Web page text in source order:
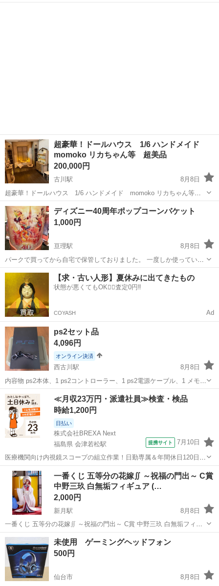
サミストリート のり 2本 カラーボールペン 4本 修正テープ 3本
超豪華！ドールハウス 1/6 ハンドメイド
momoko リカちゃん等 超美品
200,000円
古川駅
8月8日
超豪華！ドールハウス 1/6 ハンドメイド momoko リカちゃん等
超美品 この度、引越しに伴い売却致します。 ガラスショーケース内に
飾って居りましたので、汚れや埃無く非常に綺麗です。 これ以外にも
10個有りま...
宮城 大崎市 古川駅 おもちゃ
ディズニー40周年ポップコーンバケット
1,000円
亘理駅
8月8日
パークで買ってから自宅で保管しておりました。 一度しか使っていな
いので傷とかは少ないと思います。 ライトも問題なく点灯します。 よ
ろしくお願いいたします。
宮城 亘理郡 亘理駅 その他
【求・古い人形】夏休みに出てきたもの
状態が悪くてもOK🙆‍♀️査定0円‼️
COYASH Ad
ps2セット品
4,096円
オンライン決済
西古川駅
8月8日
内容物 ps2本体、1 ps2コントローラー、1 ps2電源ケーブル、1 メモリ
ーカード、1 HDMI AV変換コンバーター、1 3色端子、1 キングダムハ
ーツ無印、1 ドラゴンクエスト8、1 2年前くらいに買った中古品に...
宮城 加美郡 西古川駅 テレビゲーム
≪月収23万円・派遣社員≫検査・検品
時給1,200円
日払い
株式会社BREXA Next
福島県 会津若松駅
提携サイト 7月10日
医療機関向け内視鏡スコープの組立作業！日勤専属＆年間休日120日
★◎20代～40代の男女活躍中！送迎あり！マイカー通勤OK◎無料駐車
場あり★日払いあり◎空調完備で快適作業！《福島県会津若松市》 人
気の工場のお仕事 ◇医療機...
福島 会津若松市 会津若松駅 その他
一番くじ 五等分の花嫁∬ ～祝福の門出～ C賞
中野三玖 白無垢フィギュア (…
2,000円
新月駅
8月8日
一番くじ 五等分の花嫁∬ ～祝福の門出～ C賞 中野三玖 白無垢フィギ
ュア 新品未開封を購入した物になります。 現在販売されている平均値
3000円程度となります。大変お得かと思います。 気仙沼市南三陸町付
近での取引となります。
宮城 気仙沼市 新月駅 フィギュア 白無垢
未使用 ゲーミングヘッドフォン
500円
仙台市
8月8日